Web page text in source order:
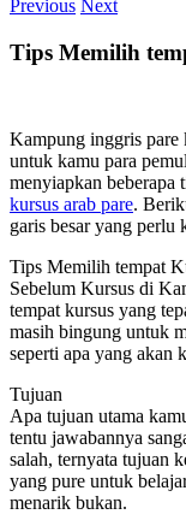
Previous Next
Tips Memilih
Kampung inggris pare
untuk kamu para
menyiapkan beberapa
kursus arab pare.
garis besar yang perlu
Tips Memilih tempat
Sebelum Kursus di
tempat kursus yang
masih bingung untuk
seperti apa yang akan
Tujuan
Apa tujuan utama
tentu jawabannya
salah, ternyata tujuan
yang pure untuk
menarik bukan.